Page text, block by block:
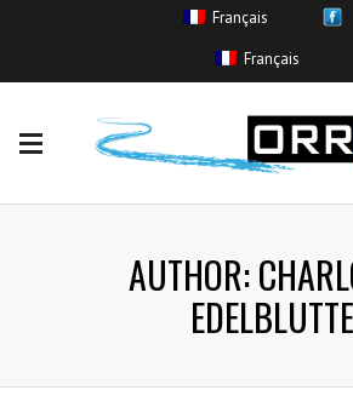
Coulée de
Crue
Inondation
Français
Français
AUTHOR:
EDELBLUTTE